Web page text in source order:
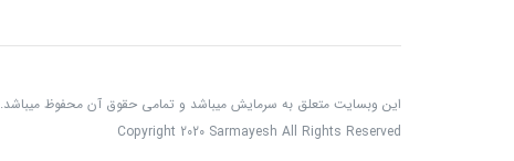
اين وبسايت متعلق به سرمایش ميباشد و تمامی حقوق آن محفوظ ميباشد.
Copyright 2020 Sarmayesh All Rights Reserved